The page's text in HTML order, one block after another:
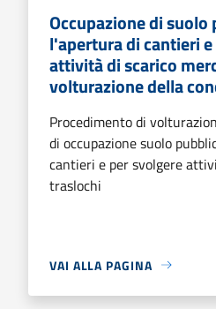
Occupazione di
l'apertura di cantieri
attività di scarico
volturazione della
Procedimento di
di occupazione suolo
cantieri e per svolgere
traslochi
VAI ALLA PAGINA